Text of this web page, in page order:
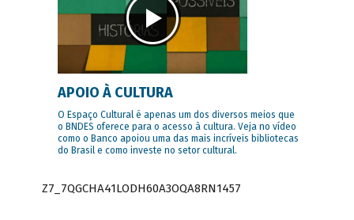
APOIO À CULTURA
O Espaço Cultural é apenas um dos diversos meios que
o BNDES oferece para o acesso à cultura. Veja no vídeo
como o Banco apoiou uma das mais incríveis bibliotecas
do Brasil e como investe no setor cultural.
Z7_7QGCHA41LODH60A3OQA8RN1457